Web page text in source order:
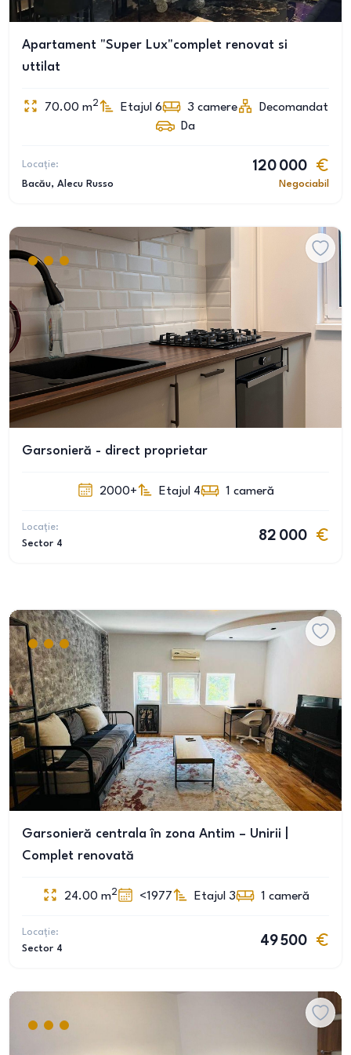
Apartament "Super Lux"complet renovat si
uttilat
70.00 m2 Etajul 6 3 camere
Decomandat
Da
Locație:
Bacău, Alecu Russo
120 000
Negociabil
Garsonieră - direct proprietar
2000+ Etajul 4 1 cameră
Locație:
Sector 4
82 000
Garsonieră centrala în zona Antim – Unirii |
Complet renovată
24.00 m2 <1977 Etajul 3 1 cameră
Locație:
Sector 4
49 500